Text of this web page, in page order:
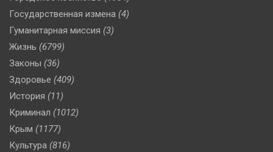
Государственная измена (4)
Гуманитарная миссия (3)
Жизнь (6799)
Законы (36)
Здоровье (409)
История (11)
Криминал (1012)
Крым (1177)
Культура (816)